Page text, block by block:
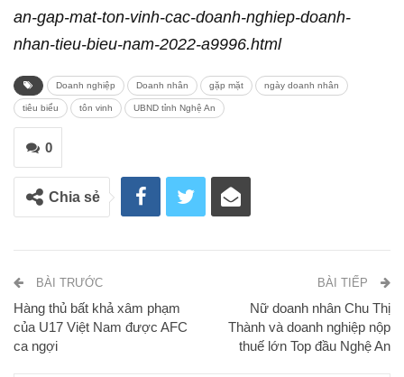
an-gap-mat-ton-vinh-cac-doanh-nghiep-doanh-
nhan-tieu-bieu-nam-2022-a9996.html
Doanh nghiệp Doanh nhân gặp mặt ngày doanh nhân
tiêu biểu tôn vinh UBND tỉnh Nghệ An
0
Chia sẻ
BÀI TRƯỚC
Hàng thủ bất khả xâm phạm
của U17 Việt Nam được AFC
ca ngợi
BÀI TIẾP
Nữ doanh nhân Chu Thị
Thành và doanh nghiệp nộp
thuế lớn Top đầu Nghệ An